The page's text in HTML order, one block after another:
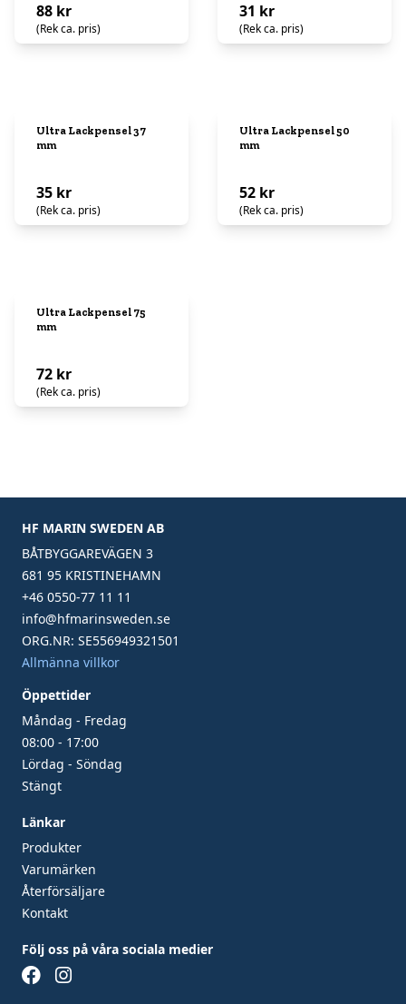
88 kr
(Rek ca. pris)
31 kr
(Rek ca. pris)
Ultra Lackpensel 37
mm
35 kr
(Rek ca. pris)
Ultra Lackpensel 50
mm
52 kr
(Rek ca. pris)
Ultra Lackpensel 75
mm
72 kr
(Rek ca. pris)
HF MARIN SWEDEN AB
BÅTBYGGAREVÄGEN 3
681 95 KRISTINEHAMN
+46 0550-77 11 11
info@hfmarinsweden.se
ORG.NR: SE556949321501
Allmänna villkor
Öppettider
Måndag - Fredag
08:00 - 17:00
Lördag - Söndag
Stängt
Länkar
Produkter
Varumärken
Återförsäljare
Kontakt
Följ oss på våra sociala medier